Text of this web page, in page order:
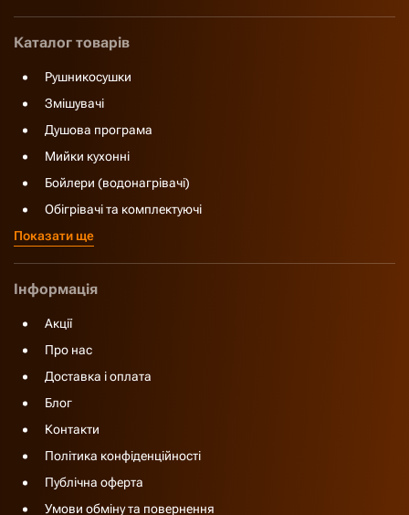
Каталог товарів
Рушникосушки
Змішувачі
Душова програма
Мийки кухонні
Бойлери (водонагрівачі)
Обігрівачі та комплектуючі
Показати ще
Інформація
Акції
Про нас
Доставка і оплата
Блог
Контакти
Політика конфіденційності
Публічна оферта
Умови обміну та повернення